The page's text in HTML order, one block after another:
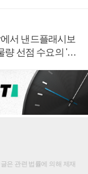
서 낸드플래시보
량 선점 수요의 '우
은 관련 법률에 의해 제재